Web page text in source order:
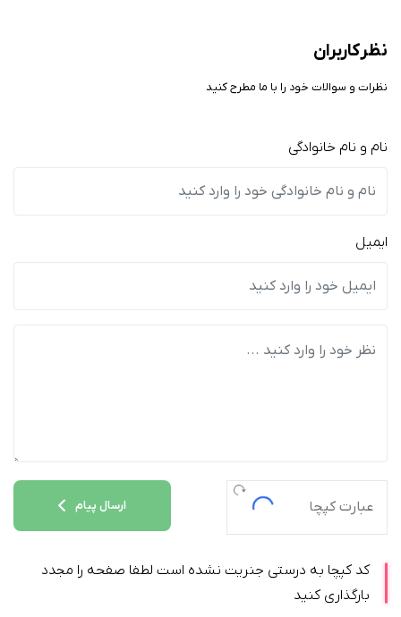
نظر کاربران
نظرات و سوالات خود را با ما مطرح کنید
نام و نام خانوادگی
ایمیل
ارسال پیام
کد کپچا به درستی جنریت نشده است لطفا صفحه را مجدد
بارگذاری کنید